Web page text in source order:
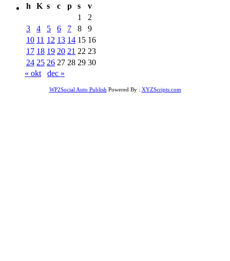
h
K s c p s
v
1
2
3
4 5 6 7 8
9
10 11 12 13 14 15 16
17 18 19 20 21 22 23
24 25 26 27 28 29 30
« okt
dec »
WP2Social Auto Publish Powered By : XYZScripts.com